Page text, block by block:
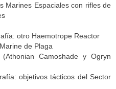
Marines Espaciales con rifles de
otro Haemotrope Reactor
de Plaga
Camoshade y Ogryn
objetivos tácticos del Sector